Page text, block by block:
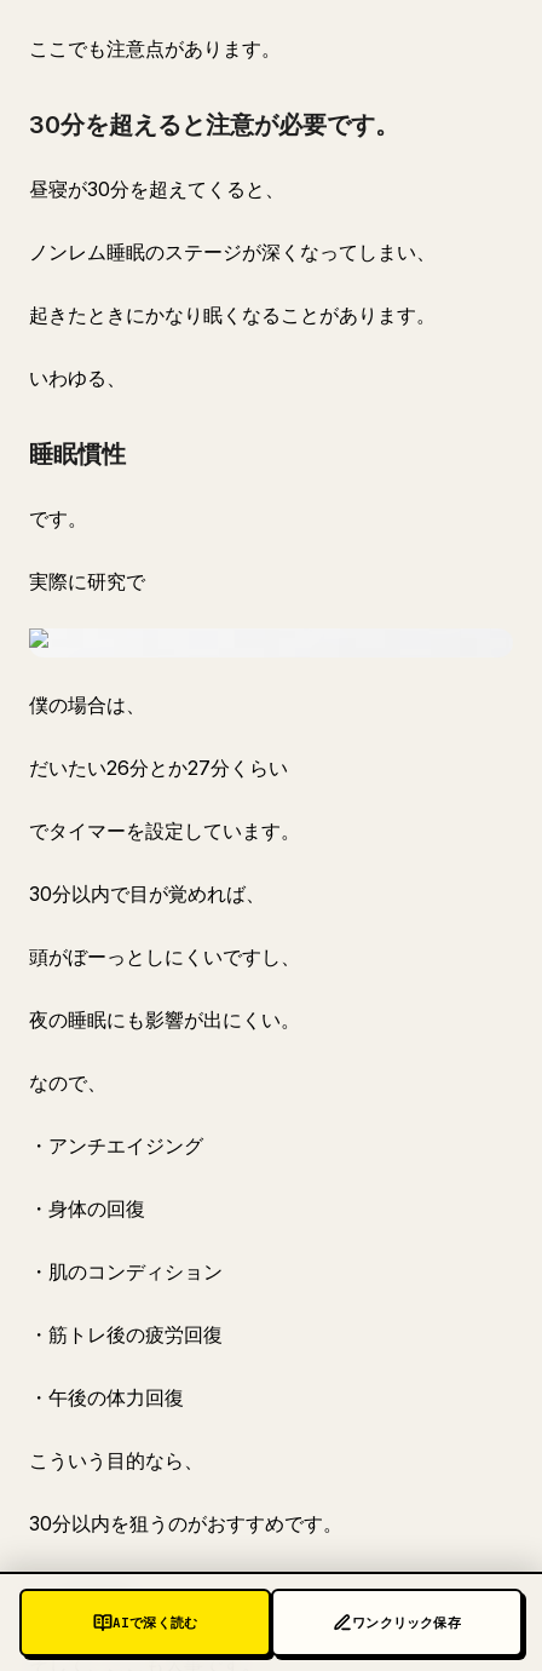
ここでも注意点があります。
30分を超えると注意が必要です。
昼寝が30分を超えてくると、
ノンレム睡眠のステージが深くなってしまい、
起きたときにかなり眠くなることがあります。
いわゆる、
睡眠慣性
です。
実際に研究で
僕の場合は、
だいたい26分とか27分くらい
でタイマーを設定しています。
30分以内で目が覚めれば、
頭がぼーっとしにくいですし、
夜の睡眠にも影響が出にくい。
なので、
・アンチエイジング
・身体の回復
・肌のコンディション
・筋トレ後の疲労回復
・午後の体力回復
こういう目的なら、
30分以内を狙うのがおすすめです。
5. 応用編
そして、ここも大事です。
AIで深く読む ワンクリック保存